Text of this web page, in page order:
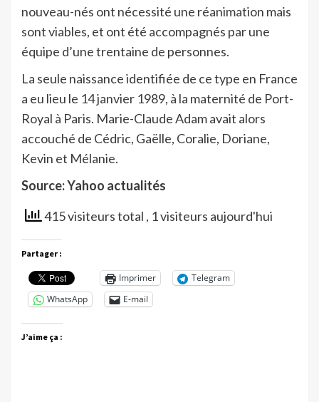
nouveau-nés ont nécessité une réanimation mais
sont viables, et ont été accompagnés par une
équipe d’une trentaine de personnes.
La seule naissance identifiée de ce type en France
a eu lieu le 14 janvier 1989, à la maternité de Port-
Royal à Paris. Marie-Claude Adam avait alors
accouché de Cédric, Gaëlle, Coralie, Doriane,
Kevin et Mélanie.
Source: Yahoo actualités
415 visiteurs total , 1 visiteurs aujourd'hui
Partager :
Imprimer
Telegram
WhatsApp
E-mail
J’aime ça :